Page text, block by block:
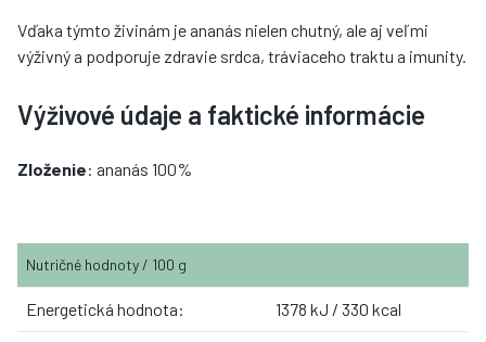
Vďaka týmto živinám je ananás nielen chutný, ale aj veľmi
výživný a podporuje zdravie srdca, tráviaceho traktu a imunity.
Výživové údaje a faktické informácie
Zloženie: ananás 100%
Nutričné ​​hodnoty / 100 g
Energetická hodnota: 1378 kJ / 330 kcal